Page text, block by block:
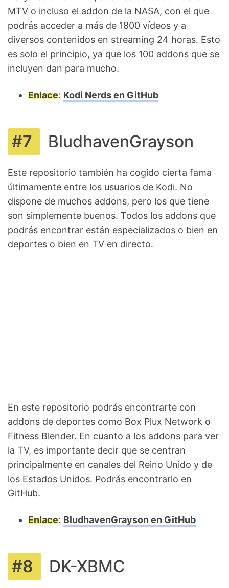
MTV o incluso el addon de la NASA, con el que
podrás acceder a más de 1800 vídeos y a
diversos contenidos en streaming 24 horas. Esto
es solo el principio, ya que los 100 addons que se
incluyen dan para mucho.
Enlace: Kodi Nerds en GitHub
BludhavenGrayson
Este repositorio también ha cogido cierta fama
últimamente entre los usuarios de Kodi. No
dispone de muchos addons, pero los que tiene
son simplemente buenos. Todos los addons que
podrás encontrar están especializados o bien en
deportes o bien en TV en directo.
En este repositorio podrás encontrarte con
addons de deportes como Box Plux Network o
Fitness Blender. En cuanto a los addons para ver
la TV, es importante decir que se centran
principalmente en canales del Reino Unido y de
los Estados Unidos. Podrás encontrarlo en
GitHub.
Enlace: BludhavenGrayson en GitHub
DK-XBMC